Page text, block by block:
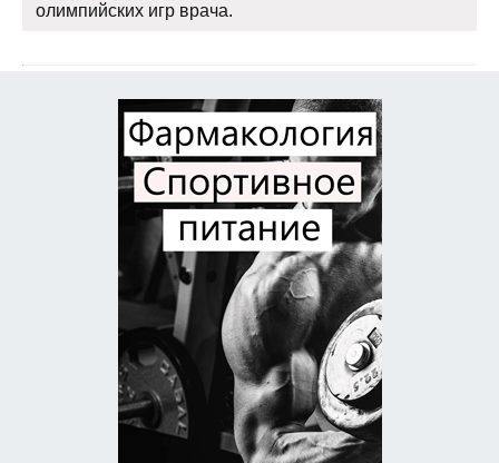
олимпийских игр врача.